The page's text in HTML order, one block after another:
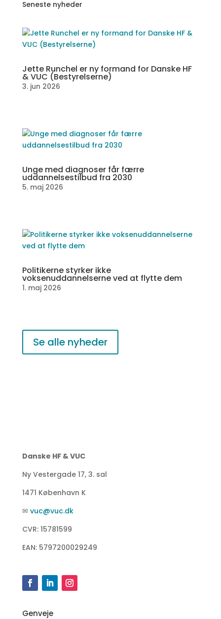
Seneste nyheder
Jette Runchel er ny formand for Danske HF
& VUC (Bestyrelserne)
3. jun 2026
Unge med diagnoser får færre
uddannelsestilbud fra 2030
5. maj 2026
Politikerne styrker ikke
voksenuddannelserne ved at flytte dem
1. maj 2026
Se alle nyheder
Danske HF & VUC
Ny Vestergade 17, 3. sal
1471 København K
✉ vuc@vuc.dk
CVR: 15781599
EAN: 5797200029249
Genveje